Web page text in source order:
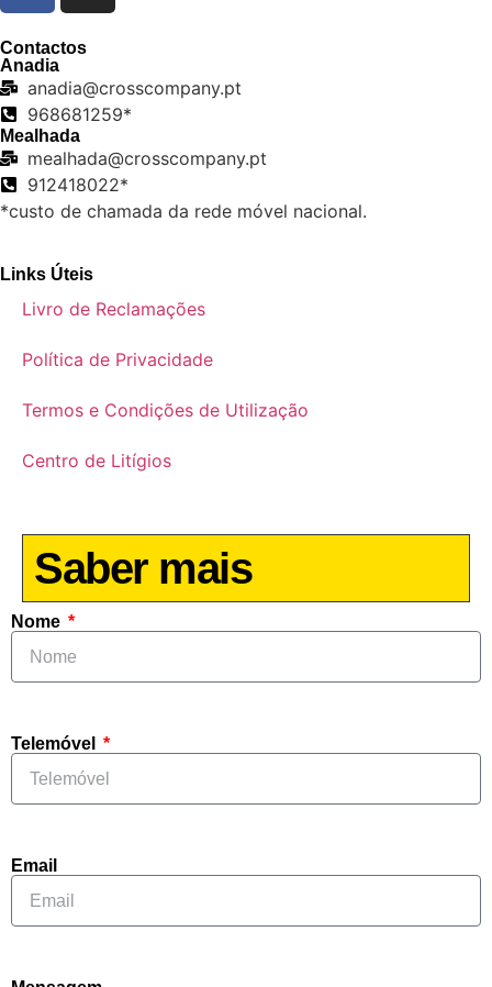
Contactos
Anadia
anadia@crosscompany.pt
968681259*
Mealhada
mealhada@crosscompany.pt
912418022*
*custo de chamada da rede móvel nacional.
Links Úteis
Livro de Reclamações
Política de Privacidade
Termos e Condições de Utilização
Centro de Litígios
Saber mais
Nome
Telemóvel
Email